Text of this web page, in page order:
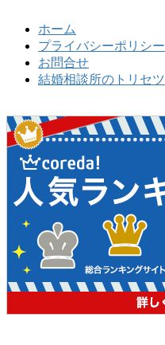
ホーム
プライバシーポリシー
お問合せ
結婚相談所のトリセツ